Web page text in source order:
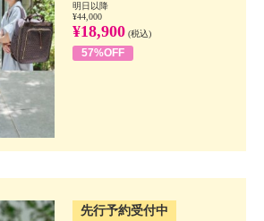
明日以降
¥44,000
¥18,900 (税込)
57%OFF
先行予約受付中